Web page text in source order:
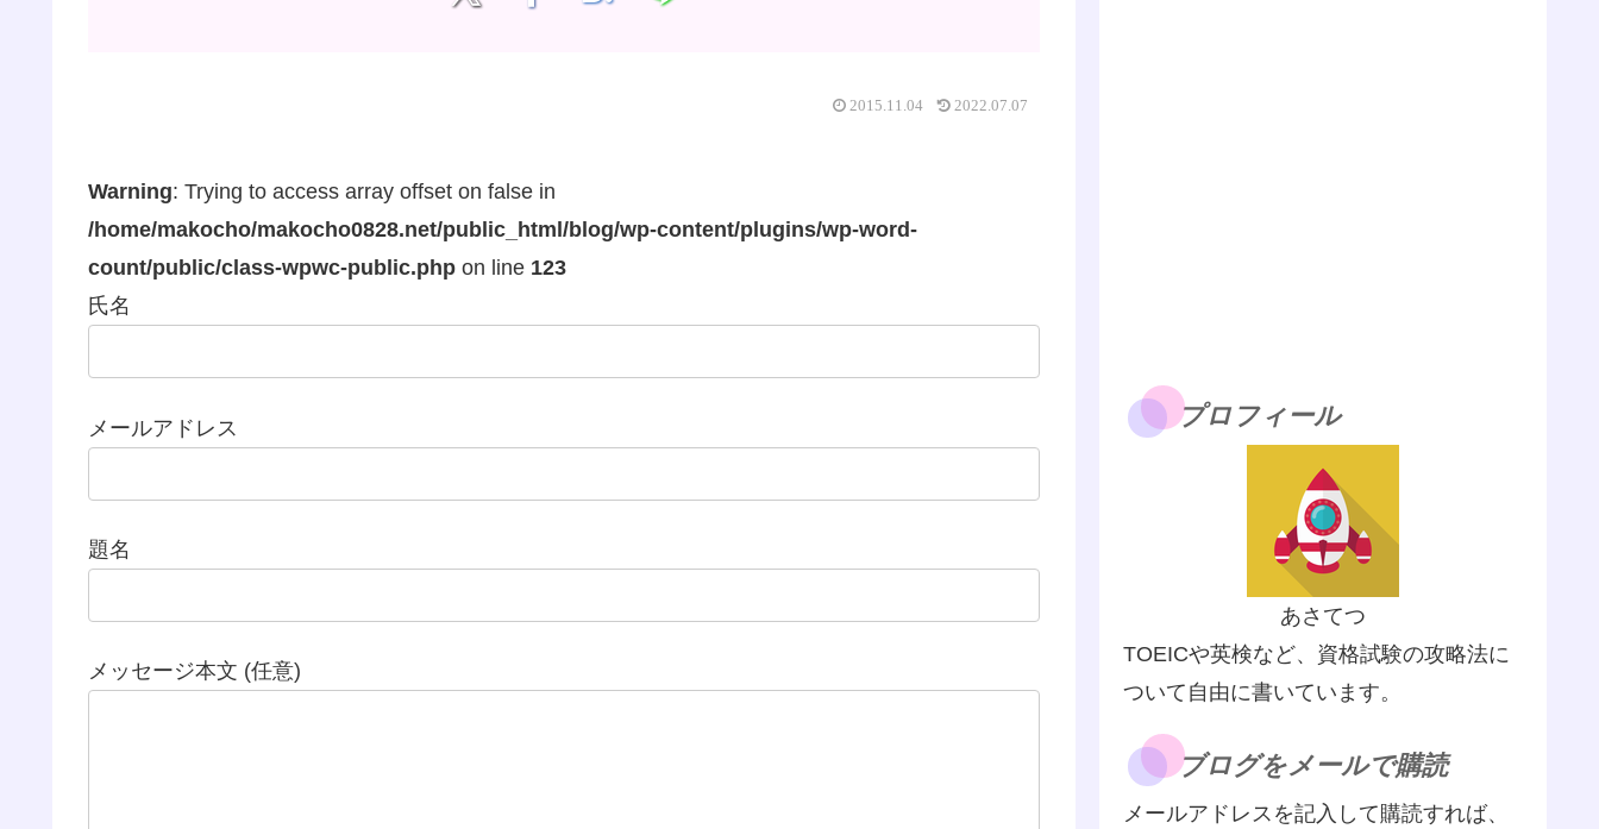
2015.11.04 2022.07.07
Warning: Trying to access array offset on false in
/home/makocho/makocho0828.net/public_html/blog/wp-content/plugins/wp-word-
count/public/class-wpwc-public.php on line 123
氏名
メールアドレス
題名
メッセージ本文 (任意)
プロフィール
あさてつ
TOEICや英検など、資格試験の攻略法に
ついて自由に書いています。
ブログをメールで購読
メールアドレスを記入して購読すれば、